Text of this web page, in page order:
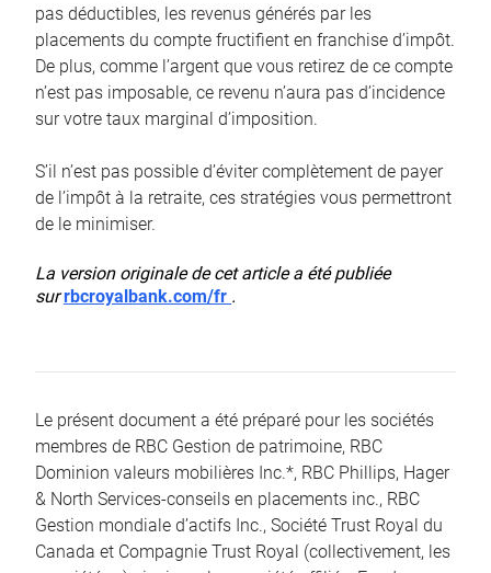
pas déductibles, les revenus générés par les
placements du compte fructifient en franchise d’impôt.
De plus, comme l’argent que vous retirez de ce compte
n’est pas imposable, ce revenu n’aura pas d’incidence
sur votre taux marginal d’imposition.
S’il n’est pas possible d’éviter complètement de payer
de l’impôt à la retraite, ces stratégies vous permettront
de le minimiser.
La version originale de cet article a été publiée
surrbcroyalbank.com/fr .
Le présent document a été préparé pour les sociétés
membres de RBC Gestion de patrimoine, RBC
Dominion valeurs mobilières Inc.*, RBC Phillips, Hager
& North Services-conseils en placements inc., RBC
Gestion mondiale d’actifs Inc., Société Trust Royal du
Canada et Compagnie Trust Royal (collectivement, les